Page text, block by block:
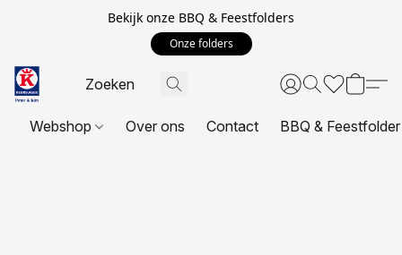
Bekijk onze BBQ & Feestfolders
Onze folders
Webshop Over ons Contact BBQ & Feestfolder